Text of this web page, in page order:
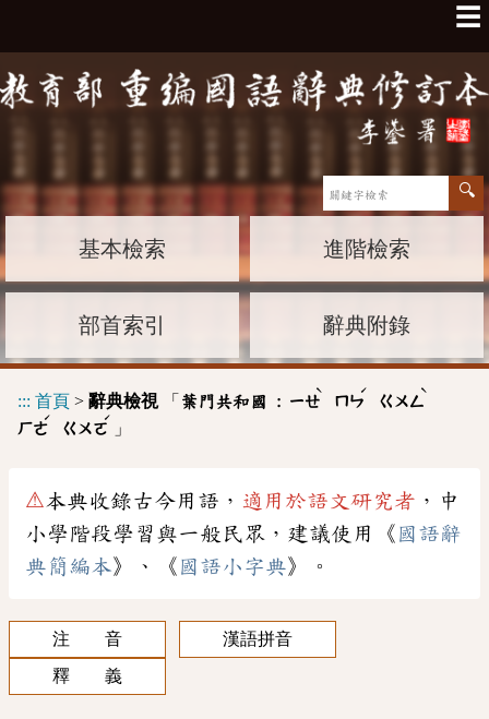
☰
基本檢索 進階檢索
部首索引 辭典附錄
::: 首頁 > 辭典檢視「 葉門共和國 : ㄧㄝ
ˋ
ㄇㄣ
ˊ
ㄍㄨㄥ
ˋ
ㄏㄜ
ˊ
ㄍㄨㄛ
ˊ
」
⚠本典收錄古今用語， 適用於語文研究者 ，中
小學階段學習與一般民眾，建議使用《 國語辭
典簡編本》、《 國語小字典》。
注 音
漢語拼音
釋 義